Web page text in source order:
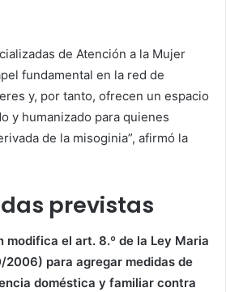
de Atención a la Mujer
fundamental en la red de
y, por tanto, ofrecen un espacio
y humanizado para quienes
de la misoginia”, afirmó la
previstas
modifica el art. 8.º de la Ley Maria
2006) para agregar medidas de
doméstica y familiar contra